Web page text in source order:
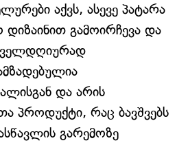
აქვს, ასევე პატარა
დიზაინით გამოირჩევა და
და არის
პროდუქტი, რაც ბავშვებს
გარემოზე